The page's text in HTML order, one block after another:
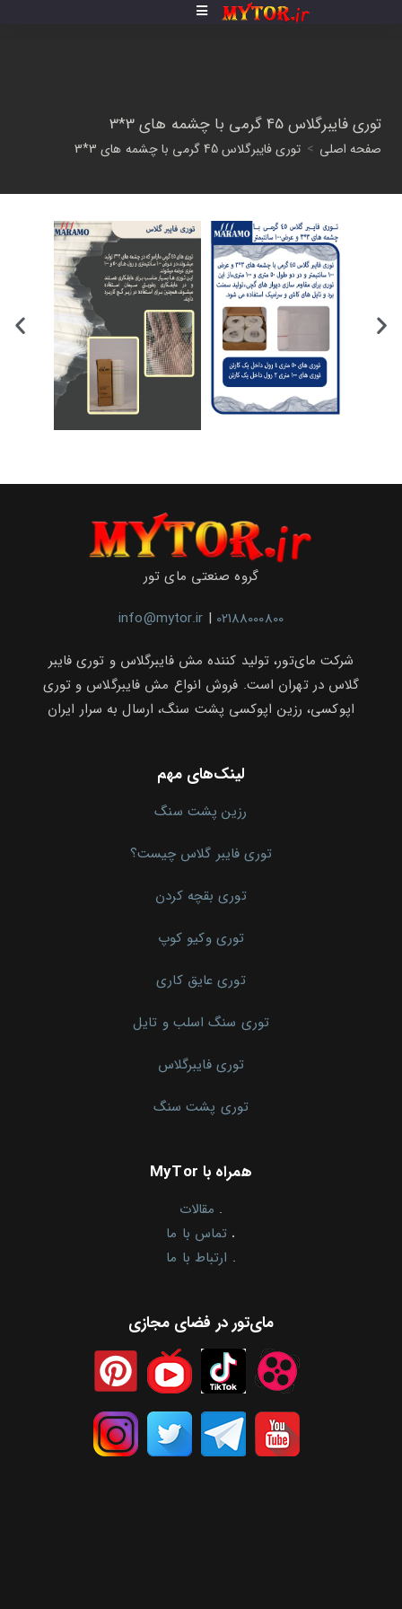
توری فایبرگلاس 45 گرمی با چشمه های 3*3
صفحه اصلی > توری فایبرگلاس 45 گرمی با چشمه های 3*3
گروه صنعتی مای تور
info@mytor.ir | 02188000800
شرکت مای‌تور، تولید کننده مش فایبرگلاس و توری فایبر
گلاس در تهران است. فروش انواع مش فایبرگلاس و توری
اپوکسی، رزین اپوکسی پشت سنگ، ارسال به سرار ایران
لینک‌های مهم
رزین پشت سنگ
توری فایبر گلاس چیست؟
توری بقچه کردن
توری وکیو کوپ
توری عایق کاری
توری سنگ اسلب و تایل
توری فایبرگلاس
توری پشت سنگ
همراه با MyTor
. مقالات
. تماس با ما
. ارتباط با ما
مای‌تور در فضای مجازی